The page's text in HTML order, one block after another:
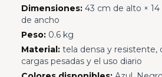
Dimensiones:43 cm de alto ×
de ancho
Peso:0.6 kg
Material:tela densa y resistente,
cargas pesadas y el uso diario